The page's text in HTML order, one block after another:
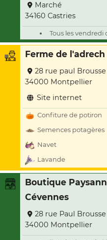
Marché
34160 Castries
Tous les vendredi
Ferme de l'adrech
28 rue paul Brousse
34000 Montpellier
Site internet
Confiture de potiron
Semences potagères
Navet
Lavande
Boutique
Cévennes
28 rue Paul Brousse
34000 Montpellier